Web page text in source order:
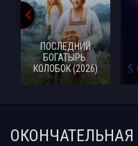
ПОСЛЕДНИЙ
БОГАТЫРЬ.
КОЛОБОК (2026)
ОКОНЧАТЕЛЬНАЯ